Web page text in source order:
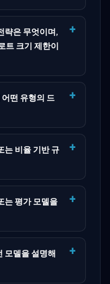
략은 무엇이며,
트 크기 제한이
떤 유형의 드
는 비율 기반 규
는 평가 모델을
모델을 설명해